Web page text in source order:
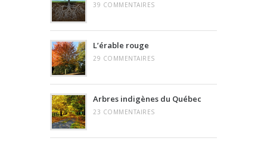
39 COMMENTAIRES
L’érable rouge
29 COMMENTAIRES
Arbres indigènes du Québec
23 COMMENTAIRES